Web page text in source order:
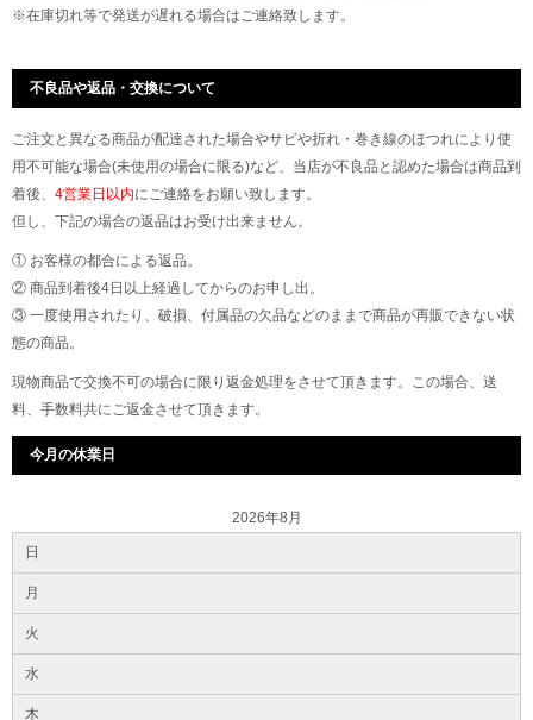
※在庫切れ等で発送が遅れる場合はご連絡致します。
不良品や返品・交換について
ご注文と異なる商品が配達された場合やサビや折れ・巻き線のほつれにより使
用不可能な場合(未使用の場合に限る)など、当店が不良品と認めた場合は商品到
着後、 4営業日以内にご連絡をお願い致します。
但し、下記の場合の返品はお受け出来ません。
① お客様の都合による返品。
② 商品到着後4日以上経過してからのお申し出。
③ 一度使用されたり、破損、付属品の欠品などのままで商品が再販できない状
態の商品。
現物商品で交換不可の場合に限り返金処理をさせて頂きます。この場合、送
料、手数料共にご返金させて頂きます。
今月の休業日
2026年8月
日
月
火
水
木